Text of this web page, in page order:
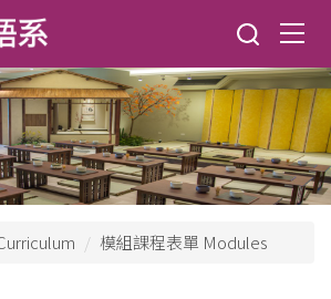
模組課程表單 Modules